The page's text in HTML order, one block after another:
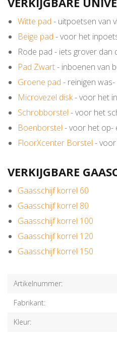
Witte pad - uitpoetsen van
Beige pad - voor het
Rode pad - iets grover
Pad Zwart- inboenen van
Groene pad - reinigen
Microvezel disk- voor het
Schrobborstel - voor het
Boenborstel - voor het op-
FloorXcenter Borstel -
VERKIJGBARE
Gaasschijf korrel 60
Gaasschijf korrel 80
Gaasschijf korrel 100
Gaasschijf korrel 120
Gaasschijf korrel 150
Artikelnummer:
Fabrikant:
Kleur: